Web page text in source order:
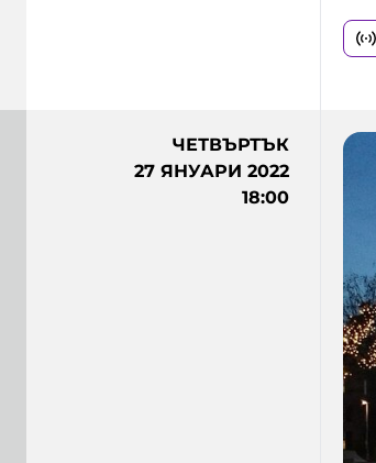
ЧЕТВЪРТЪК
27 ЯНУАРИ 2022
18:00